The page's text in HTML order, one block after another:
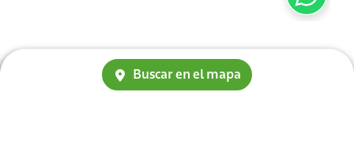
Buscar en el mapa